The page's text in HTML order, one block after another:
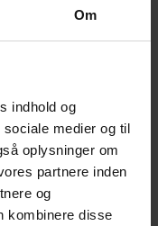
Om
indhold og
medier og til
oplysninger om
partnere inden
og
kombinere disse